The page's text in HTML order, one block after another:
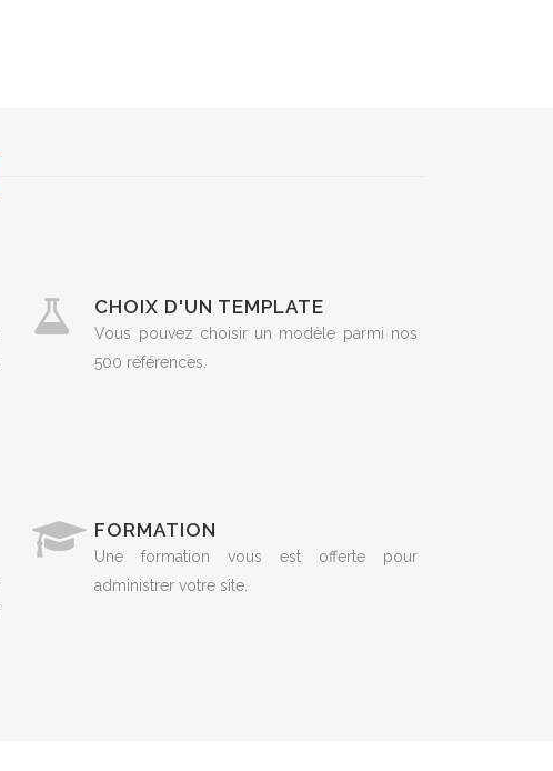
CHOIX D'UN TEMPLATE
Vous pouvez choisir un modèle parmi nos
500 références.
FORMATION
Une formation vous est offerte pour
administrer votre site.